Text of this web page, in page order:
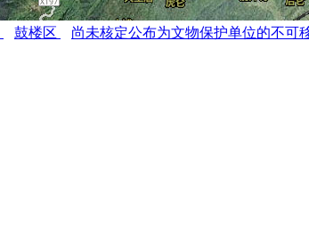
鼓楼区 尚未核定公布为文物保护单位的不可